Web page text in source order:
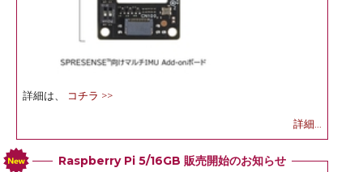
詳細は、 コチラ >>
詳細...
Raspberry Pi 5/16GB 販売開始のお知らせ